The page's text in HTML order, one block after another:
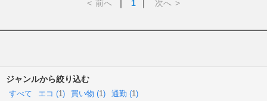
< 前へ 1 次へ >
ジャンルから絞り込む
すべて エコ (1 ) 買い物 (1 ) 通勤 (1 )